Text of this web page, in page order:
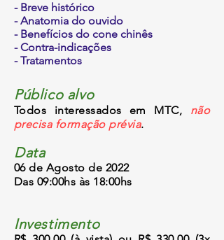
- Breve histórico
- Anatomia do ouvido
- Benefícios do cone chinês
- Contra-indicações
- Tratamentos
Público alvo
Todos interessados em MTC, não
precisa formação prévia.
Data
06 de Agosto de 2022
Das 09:00hs às 18:00hs
Investimento